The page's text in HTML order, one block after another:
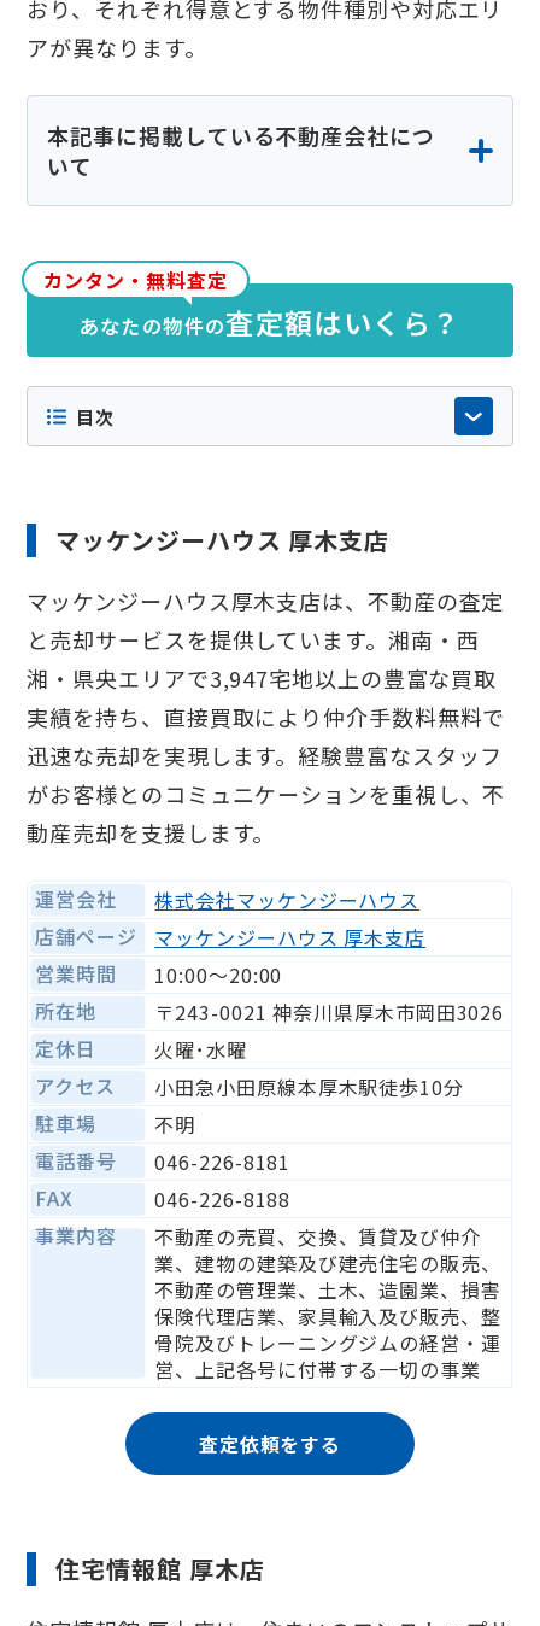
おり、それぞれ得意とする物件種別や対応エリ
アが異なります。
本記事に掲載している不動産会社につ
いて
各社の公式サイトや公開情報、実際の検索結
果等をもとに当社が独自に調査・編集したも
のです。特定の企業からの依頼や広告掲載に
よるものではなく掲載順にも意図的な優劣は
ございません。内容の正確性や最新性には十
分配慮しておりますが店舗情報やサービス内
ください。
カンタン・無料査定
あなたの物件の査定額はいくら？
目次
マッケンジーハウス 厚木支店
マッケンジーハウス厚木支店は、不動産の査定
と売却サービスを提供しています。湘南・西
湘・県央エリアで3,947宅地以上の豊富な買取
実績を持ち、直接買取により仲介手数料無料で
迅速な売却を実現します。経験豊富なスタッフ
がお客様とのコミュニケーションを重視し、不
動産売却を支援します。
運営会社
株式会社マッケンジーハウス
店舗ページ
マッケンジーハウス 厚木支店
営業時間
10:00～20:00
所在地
〒243-0021 神奈川県厚木市岡田3026
定休日
火曜･水曜
アクセス
小田急小田原線本厚木駅徒歩10分
駐車場
不明
電話番号
046-226-8181
FAX
046-226-8188
事業内容
不動産の売買、交換、賃貸及び仲介
業、建物の建築及び建売住宅の販売、
不動産の管理業、土木、造園業、損害
保険代理店業、家具輸入及び販売、整
骨院及びトレーニングジムの経営・運
営、上記各号に付帯する一切の事業
査定依頼をする
住宅情報館 厚木店